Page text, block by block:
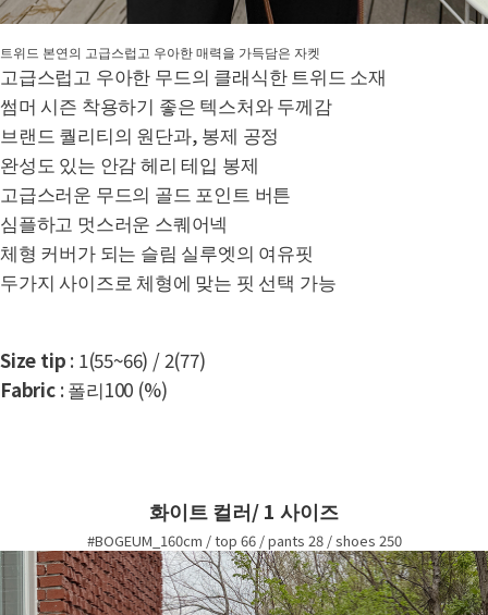
트위드 본연의 고급스럽고 우아한 매력을 가득담은 자켓
고급스럽고 우아한 무드의 클래식한 트위드 소재
썸머 시즌 착용하기 좋은 텍스처와 두께감
브랜드 퀄리티의 원단과, 봉제 공정
완성도 있는 안감 헤리 테입 봉제
고급스러운 무드의 골드 포인트 버튼
심플하고 멋스러운 스퀘어넥
체형 커버가 되는 슬림 실루엣의 여유핏
두가지 사이즈로 체형에 맞는 핏 선택 가능
Size tip : 1(55~66) / 2(77)
: 폴리100 (%)
화이트 컬러/ 1 사이즈
#BOGEUM_160cm / top 66 / pants 28 / shoes 250